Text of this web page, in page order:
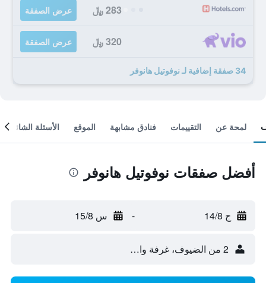
283 ﷼ عرض الصفقة
320 ﷼ عرض الصفقة
34 صفقة إضافية لـ نوفوتيل هانوفر
لمحة عن التقييمات فنادق مشابهة الموقع الأسئلة الشائعة
أفضل صفقات نوفوتيل هانوفر
ج 14/8 - س 15/8
2 من الضيوف، غرفة واحدة